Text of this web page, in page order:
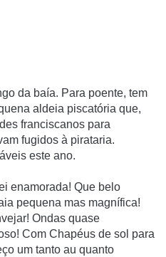
da baía. Para poente, tem
aldeia piscatória que,
franciscanos para
fugidos à pirataria.
este ano.
enamorada! Que belo
pequena mas magnífica!
Ondas quase
Com Chapéus de sol para
um tanto au quanto